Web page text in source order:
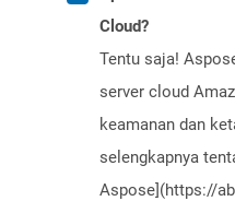
Cloud?
Tentu saja!
server cloud
keamanan dan
selengkapnya
Aspose](https://